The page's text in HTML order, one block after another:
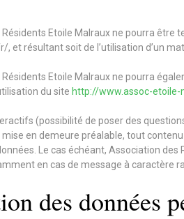
Etoile Malraux ne pourra être
et résultant soit de l’utilisation d’un
Etoile Malraux ne pourra
du site http://www.assoc-
(possibilité de poser des
en demeure préalable, tout
Le cas échéant, Association
en cas de message à
des données